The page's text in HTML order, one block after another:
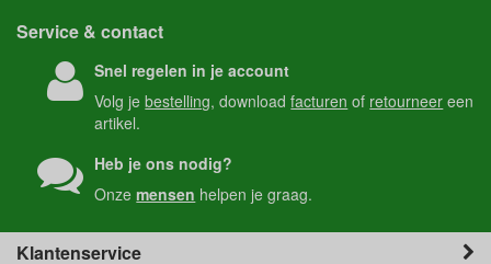
Service & contact
Snel regelen in je account
Volg jebestelling, downloadfacturen of retourneer een
artikel.
Heb je ons nodig?
Onzemensen helpen je graag.
Klantenservice